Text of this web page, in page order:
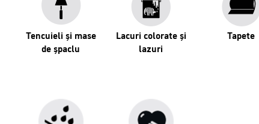
Tencuieli și mase
de șpaclu
Lacuri colorate și
lazuri
Tapete